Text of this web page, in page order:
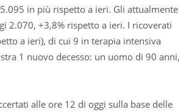
in più rispetto a ieri. Gli attualmente
2.070, +3,8% rispetto a ieri. I ricoverati
a ieri), di cui 9 in terapia intensiva
1 nuovo decesso: un uomo di 90 anni,
alle ore 12 di oggi sulla base delle